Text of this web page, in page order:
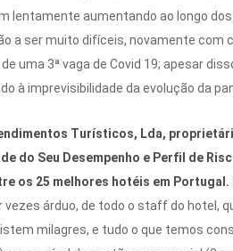
lentamente aumentando ao longo
a ser muito difíceis, novamente
uma 3ª vaga de Covid 19; apesar
à imprevisibilidade da evolução da
Turísticos, Lda,
do Seu Desempenho e Perfil de
os 25 melhores hotéis em
árduo, de todo o staff do hotel,
milagres, e tudo o que temos